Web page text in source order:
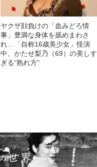
ヤクザ顔負けの「血みどろ情
事」豊満な身体を舐めまわさ
れ…「自称16歳美少女」怪演
中、かたせ梨乃（69）の美しす
ぎる“熟れ方”